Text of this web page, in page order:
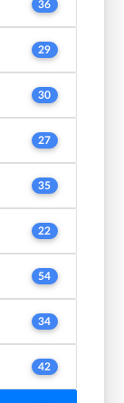
36
29
30
27
35
22
54
34
42